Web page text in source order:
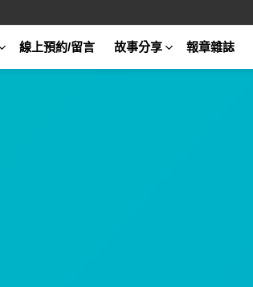
線上預約/留言 故事分享 報章雜誌